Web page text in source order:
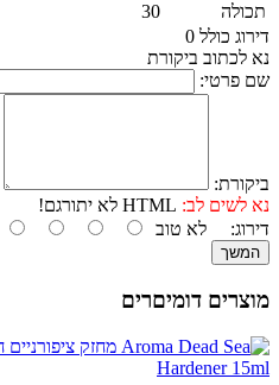
תכולה
30
דירוג כולל 0
נא לכתוב ביקורת
שם פרטי:
ביקורת:
נא לשים לב:
דירוג: לא טוב
המשך
מוצרים דומיםרים